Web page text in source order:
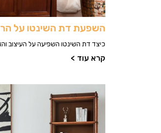
השפעת דת השינטו על
כיצד דת השינטו השפיעה על העיצוב
קרא עוד >